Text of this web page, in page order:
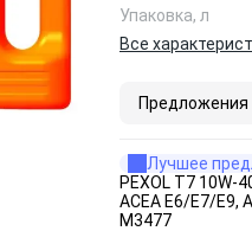
Упаковка, л
Все
Предложения
Лучшее
PEXOL T7 10W-
ACEA E6/E7/E9,
M3477